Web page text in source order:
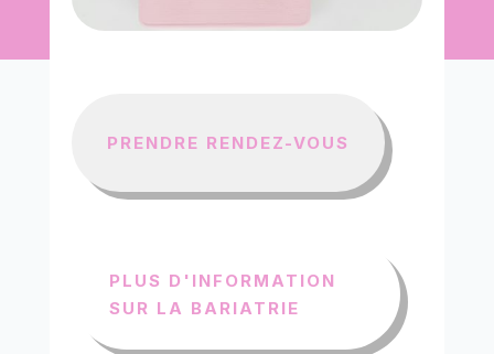
PRENDRE RENDEZ-VOUS
PLUS D'INFORMATION
SUR LA BARIATRIE